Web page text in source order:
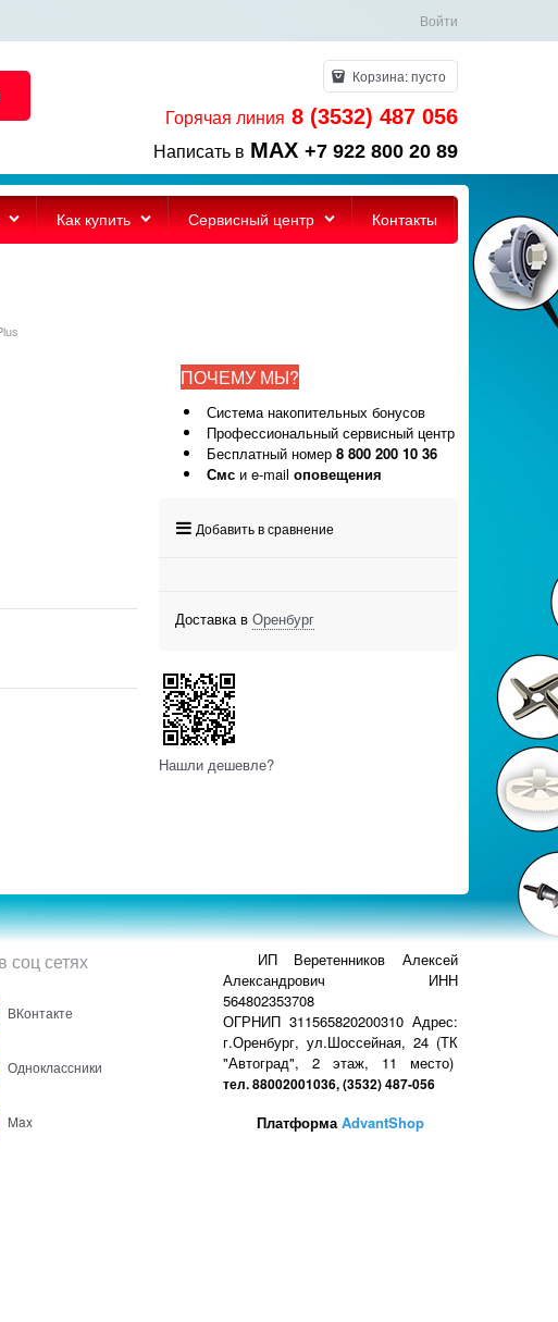
Войти
Корзина:пусто
Горячая линия 8 (3532) 487 056
Написать в MAX +7 922 800 20 89
Как купить Сервисный центр Контакты
ПОЧЕМУ МЫ?
Система накопительных бонусов
Профессиональный сервисный центр
Бесплатный номер 8 800 200 10 36
Смс и e-mail оповещения
Добавить в сравнение
Доставка в Оренбург
Нашли дешевле?
соц сетях
ВКонтакте
Одноклассники
Max
ИП Веретенников Алексей
Александрович ИНН
564802353708
ОГРНИП 311565820200310 Адрес:
г.Оренбург, ул.Шоссейная, 24 (ТК
"Автоград", 2 этаж, 11 место)
тел. 88002001036, (3532) 487-056
ПлатформаAdvantShop